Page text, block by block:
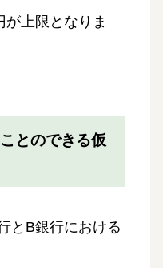
上限となりま
とのできる仮
とB銀行における